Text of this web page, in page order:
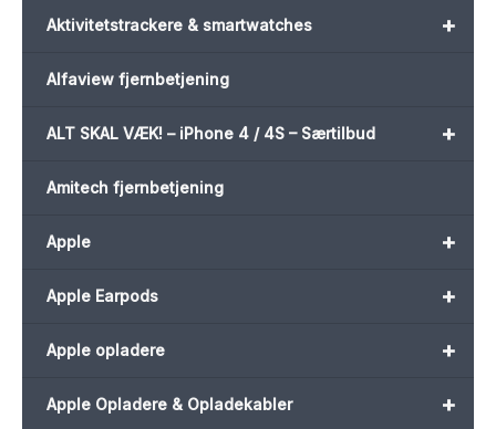
+
Aktivitetstrackere & smartwatches
Alfaview fjernbetjening
+
ALT SKAL VÆK! – iPhone 4 / 4S – Særtilbud
Amitech fjernbetjening
+
Apple
+
Apple Earpods
+
Apple opladere
+
Apple Opladere & Opladekabler